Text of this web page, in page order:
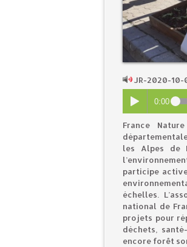
JR-2020-10-
0:00
France
les Alpes de
participe
échelles.
national de
projets pour
déchets,
encore forêt